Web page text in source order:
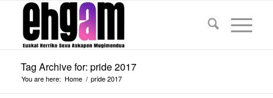
Tag Archive for: pride 2017
You are here: Home / pride 2017